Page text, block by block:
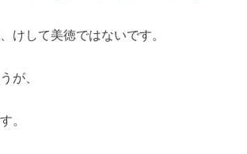
けして美徳ではないです。
が、
。